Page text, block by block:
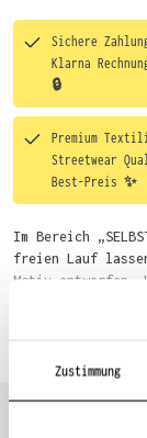
Zustimmung
Sichere
Klarna
🔒
Premium
Streetwear
Best-Preis ✨
Im Bereich
freien Lauf
Motiv
wir eine von
Wähle einfach
du auch